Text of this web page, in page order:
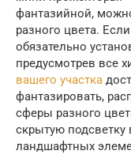
фантазийной,
разного цвета.
обязательно
предусмотрев все
вашего участка
фантазировать,
сферы разного
скрытую подсветку
ландшафтных